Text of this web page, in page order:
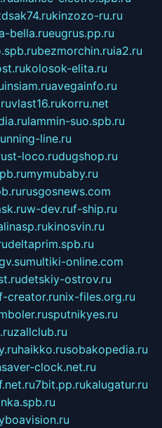
kinzozo-ru.ru
bella.rueugrus.pp.ru
bezmorchin.ruia2.ru
kolosok-elita.ru
insiam.ruavegainfo.ru
vlast16.rukorru.net
lammin-suo.spb.ru
line.ru
loco.rudugshop.ru
mymubaby.ru
rusgosnews.com
w-dev.ruf-ship.ru
kinosvin.ru
deltaprim.spb.ru
multiki-online.com
detskiy-ostrov.ru
creator.runix-files.org.ru
sputnikyes.ru
zallclub.ru
haikko.rusobakopedia.ru
clock.net.ru
7bit.pp.rukalugatur.ru